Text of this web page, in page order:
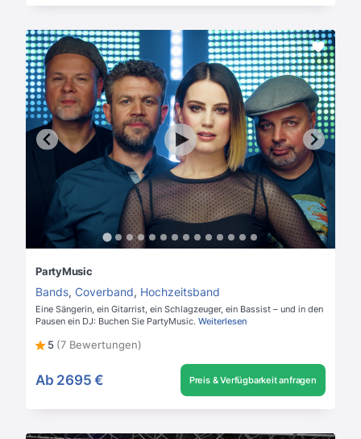
PartyMusic
Bands, Coverband, Hochzeitsband
Eine Sängerin, ein Gitarrist, ein Schlagzeuger, ein Bassist – und in den
Pausen ein DJ: Buchen Sie PartyMusic. Weiterlesen
5 (7 Bewertungen)
Ab 2695 € Preis & Verfügbarkeit anfragen